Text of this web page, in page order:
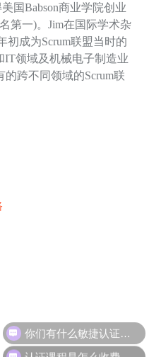
国Babson商业学院创业
第一)。Jim在国际学术杂
初成为Scrum联盟当时的
IT领域及机械电子制造业
的跨不同领域的Scrum联
认证课程是怎么收费的呢